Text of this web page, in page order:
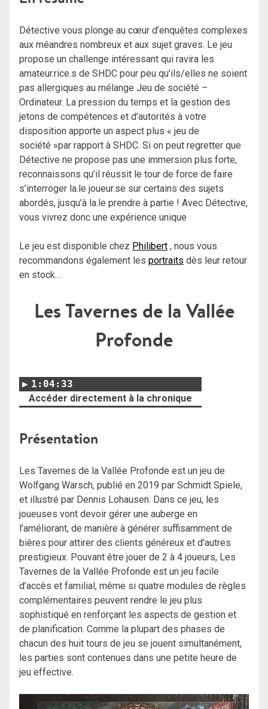
Détective vous plonge au cœur d’enquêtes complexes
aux méandres nombreux et aux sujet graves. Le jeu
propose un challenge intéressant qui ravira les
amateur.rice.s de SHDC pour peu qu’ils/elles ne soient
pas allergiques au mélange Jeu de société –
Ordinateur. La pression du temps et la gestion des
jetons de compétences et d’autorités à votre
disposition apporte un aspect plus « jeu de
société »par rapport à SHDC. Si on peut regretter que
Détective ne propose pas une immersion plus forte,
reconnaissons qu’il réussit le tour de force de faire
s’interroger la.le joueur.se sur certains des sujets
abordés, jusqu’à la.le prendre à partie ! Avec Détective,
vous vivrez donc une expérience unique
Le jeu est disponible chez Philibert , nous vous
recommandons également les portraits dès leur retour
en stock…
Les Tavernes de la Vallée
Profonde
1:04:33
Accéder directement à la chronique
Présentation
Les Tavernes de la Vallée Profonde est un jeu de
Wolfgang Warsch, publié en 2019 par Schmidt Spiele,
et illustré par Dennis Lohausen. Dans ce jeu, les
joueuses vont devoir gérer une auberge en
l’améliorant, de manière à générer suffisamment de
bières pour attirer des clients généreux et d’autres
prestigieux. Pouvant être jouer de 2 à 4 joueurs, Les
Tavernes de la Vallée Profonde est un jeu facile
d’accès et familial, même si quatre modules de règles
complémentaires peuvent rendre le jeu plus
sophistiqué en renforçant les aspects de gestion et
de planification. Comme la plupart des phases de
chacun des huit tours de jeu se jouent simultanément,
les parties sont contenues dans une petite heure de
jeu effective.